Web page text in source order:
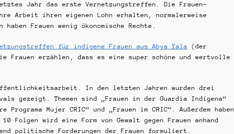
Jahr das erste Vernetzungstreffen. Die Frauen-
Arbeit ihren eigenen Lohn erhalten, normalerweise
Frauen wenig ökonomische Rechte.
für indigene Frauen aus Abya Yala
(der
Frauen erzählen, dass es eine super schöne und wertvolle
Öffentlichkeitsarbeit. In den letzten Jahren wurden drei
gezeigt. Themen sind „Frauen in der Guardia Indígena“
Mujer CRIC“ und „Frauen im CRIC“. Außerdem haben
Folgen wird eine Form von Gewalt gegen Frauen anhand
politische Forderungen der Frauen formuliert.